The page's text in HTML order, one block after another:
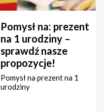
Pomysł na: prezent
na 1 urodziny –
sprawdź nasze
propozycje!
Pomysł na prezent na 1
urodziny